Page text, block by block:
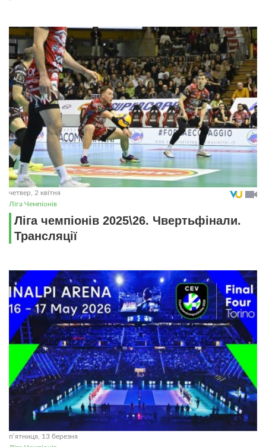
четвер, 2 квітня
Ліга Чемпіонів
Ліга чемпіонів 2025\26. Чвертьфінали.
Трансляції
пʼятниця, 13 березня